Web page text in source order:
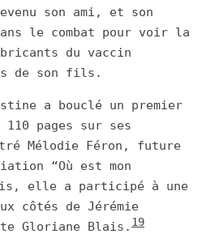
son ami, et son
le combat pour voir la
du vaccin
de son fils.
a bouclé un premier
pages sur ses
Mélodie Féron, future
“Où est mon
elle a participé à une
côtés de Jérémie
Gloriane Blais. 19